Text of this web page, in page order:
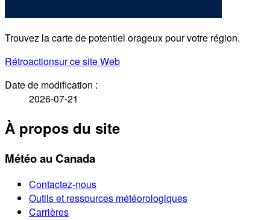
Trouvez la carte de potentiel orageux pour votre région.
Rétroactionsur ce site Web
Date de modification :
2026-07-21
À propos du site
Météo au Canada
Contactez-nous
Outils et ressources météorologiques
Carrières